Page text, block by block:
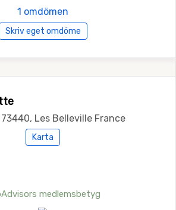
1 omdömen
Skriv eget omdöme
Les Belleville France
Karta
medlemsbetyg